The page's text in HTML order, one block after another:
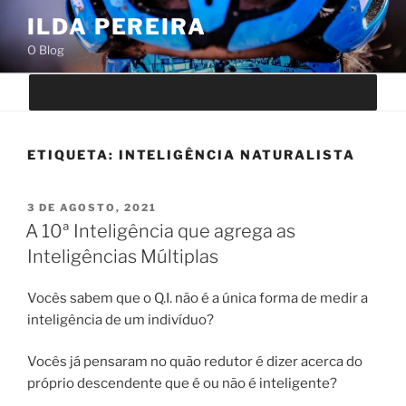
o
conteúdo
ILDA PEREIRA
O Blog
ETIQUETA: INTELIGÊNCIA NATURALISTA
PUBLICADO
EM
3 DE AGOSTO, 2021
A 10ª Inteligência que agrega as
Inteligências Múltiplas
Vocês sabem que o Q.I. não é a única forma de medir a
inteligência de um indivíduo?
Vocês já pensaram no quão redutor é dizer acerca do
próprio descendente que é ou não é inteligente?